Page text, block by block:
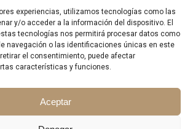
experiencias, utilizamos tecnologías como las
y/o acceder a la información del dispositivo. El
tecnologías nos permitirá procesar datos como
navegación o las identificaciones únicas en este
el consentimiento, puede afectar
características y funciones.
Aceptar